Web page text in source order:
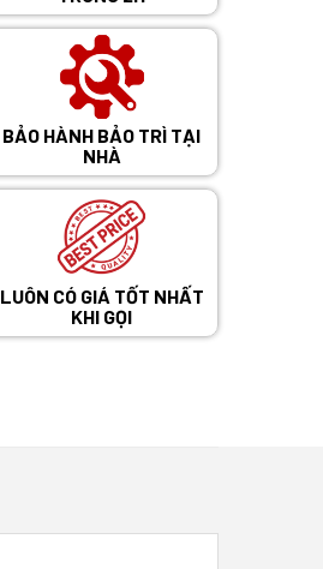
BẢO HÀNH BẢO TRÌ TẠI
NHÀ
LUÔN CÓ GIÁ TỐT NHẤT
KHI GỌI